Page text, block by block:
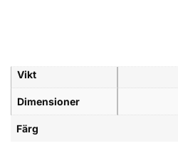
Vikt
Dimensioner
Färg